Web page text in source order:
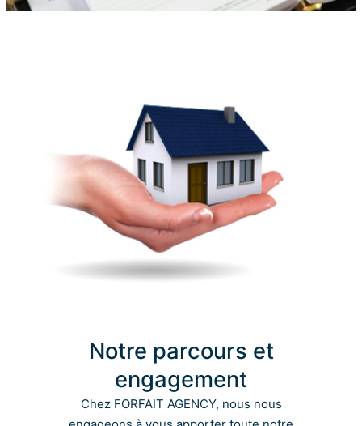
Notre parcours et
engagement
Chez FORFAIT AGENCY, nous nous